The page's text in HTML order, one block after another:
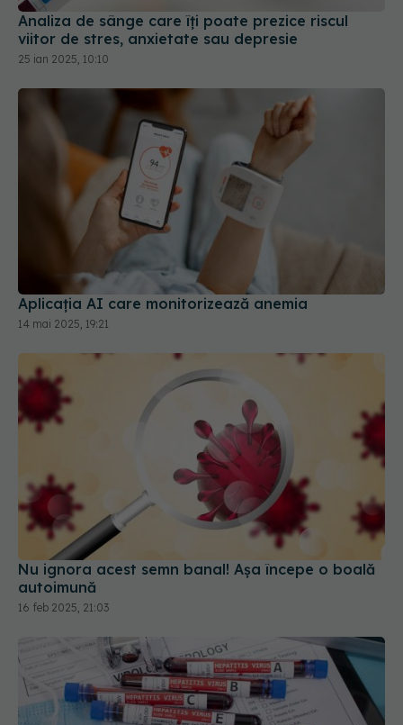
Analiza de sânge care îți poate prezice riscul
viitor de stres, anxietate sau depresie
25 ian 2025, 10:10
Aplicația AI care monitorizează anemia
14 mai 2025, 19:21
Nu ignora acest semn banal! Așa începe o boală
autoimună
16 feb 2025, 21:03